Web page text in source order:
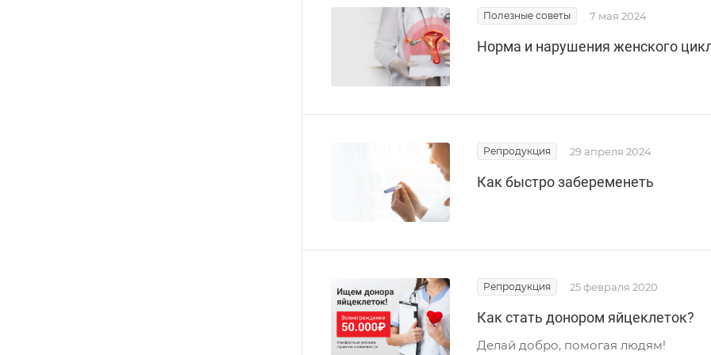
Полезные советы 7 мая 2024
Норма и нарушения женского
Репродукция 29 апреля 2024
Как быстро забеременеть
Репродукция 25 февраля 2020
Как стать донором яйцеклеток?
Делай добро, помогая людям!